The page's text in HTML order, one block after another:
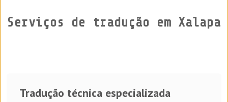
Serviços de tradução em Xalapa
Tradução técnica especializada